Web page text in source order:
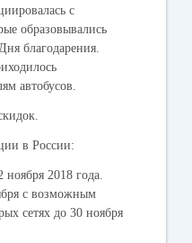
с
образовывались
благодарения.
автобусов.
в России:
ноября 2018 года.
с возможным
сетях до 30 ноября